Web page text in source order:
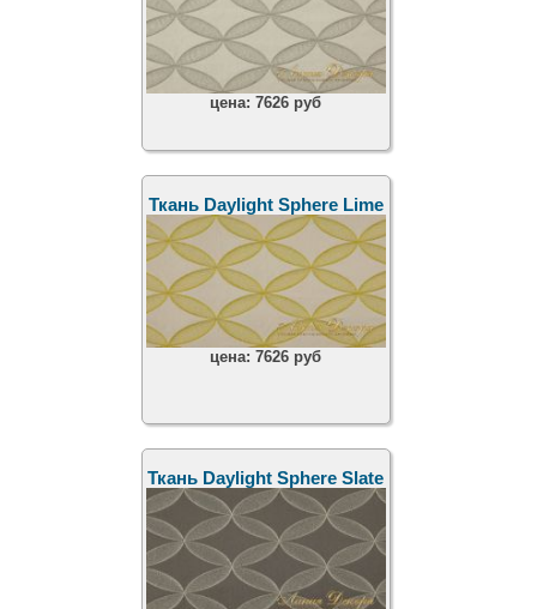
цена:7626 руб
Ткань Daylight Sphere Lime
цена:7626 руб
Ткань Daylight Sphere Slate